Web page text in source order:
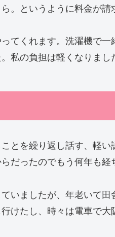
。というように料金が請
てくれます。洗濯機で
私の負担は軽くなりまし
とを繰り返し話す、軽い
だったのでもう何年も経
いましたが、年老いて
けたし、時々は電車で